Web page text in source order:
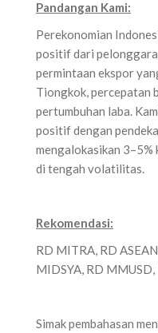
Pandangan Kami:
Perekonomian
positif dari
permintaan ekspor
Tiongkok, percepatan
pertumbuhan laba.
positif dengan
mengalokasikan 3–5%
di tengah volatilitas.
Rekomendasi:
RD MITRA, RD
MIDSYA, RD
Simak pembahasan